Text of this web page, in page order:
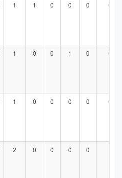
1 1 0 0 0 0
1 0 0 1 0 0
1 0 0 0 0 0
2 0 0 0 0